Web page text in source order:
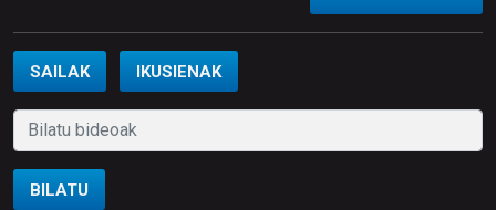
SAILAK IKUSIENAK
BILATU